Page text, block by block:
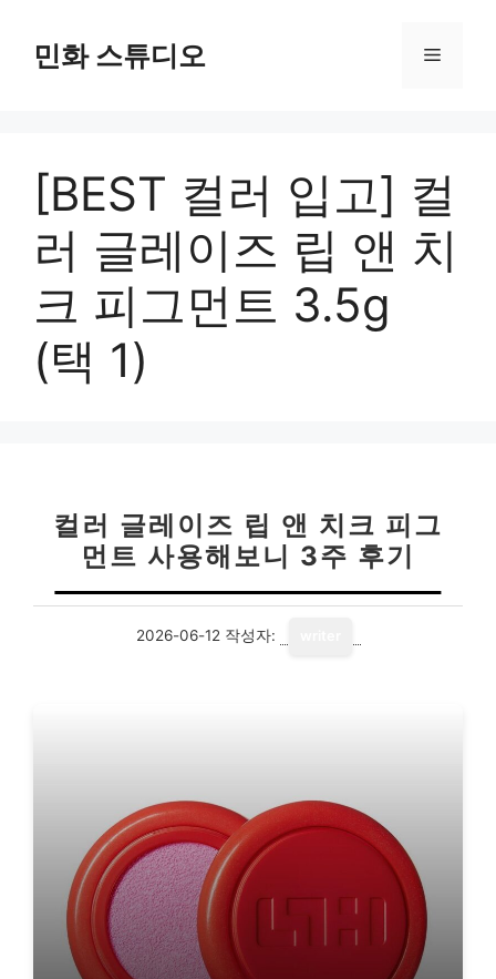
민화 스튜디오 메
[BEST 컬러 입고] 컬
러 글레이즈 립 앤 치
크 피그먼트 3.5g
(택 1)
컬러 글레이즈 립 앤 치크 피그
먼트 사용해보니 3주 후기
2026-06-12 작성자: